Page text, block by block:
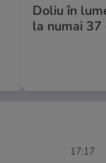
Doliu în
la numai 37
17:17